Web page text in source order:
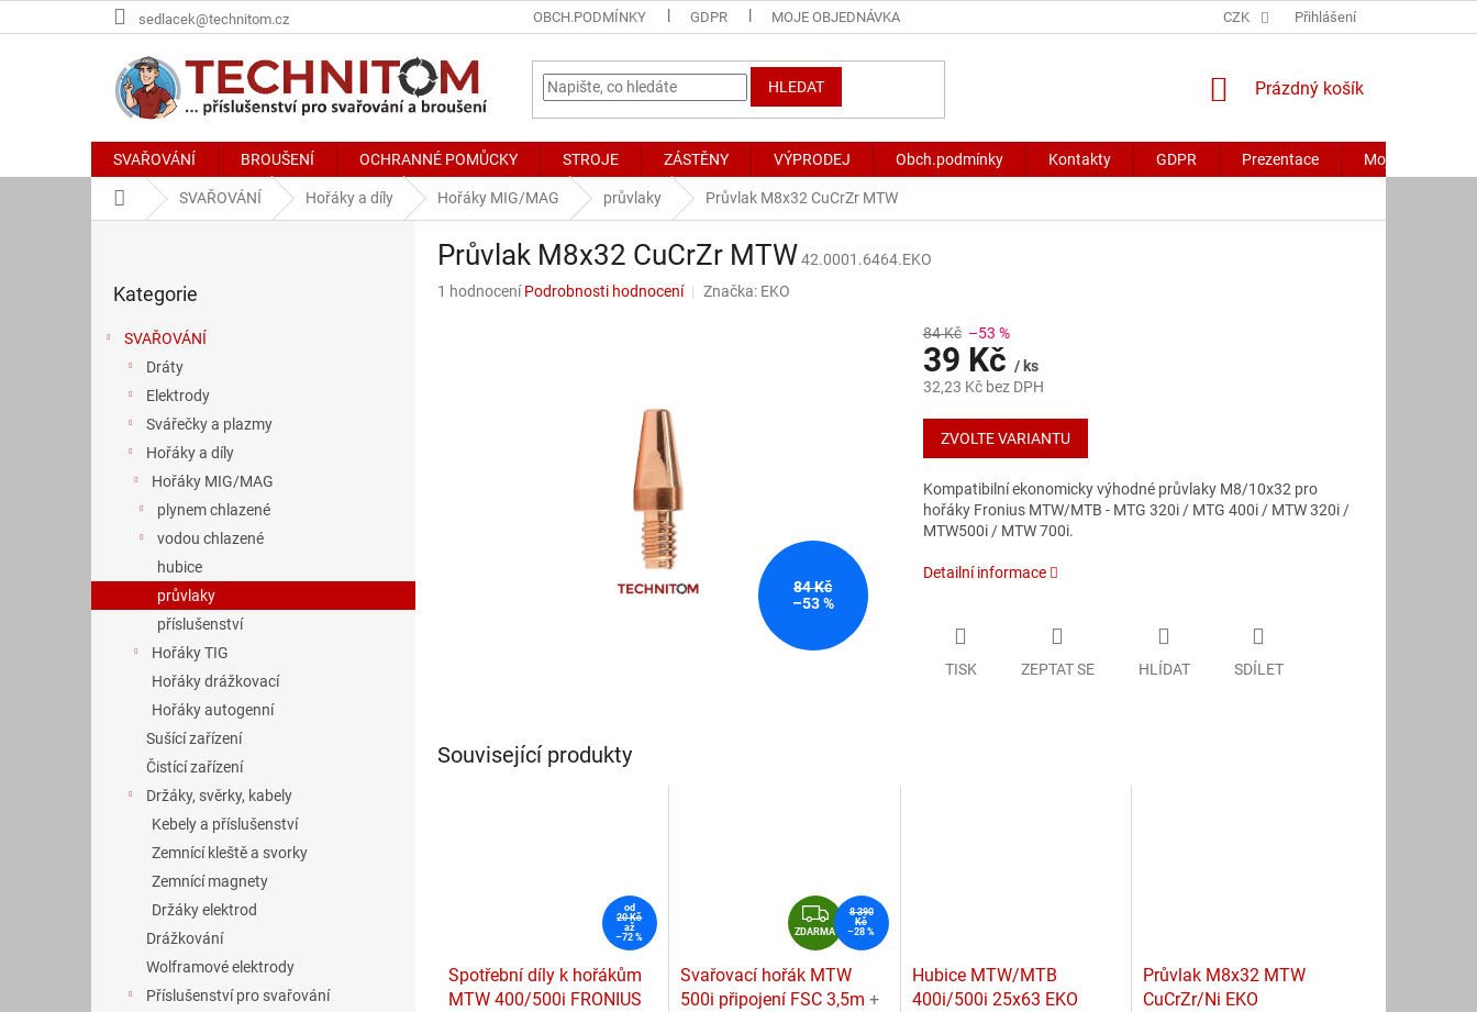
na
sedlacek@technitom.cz OBCH.PODMÍNKY GDPR MOJE OBJEDNÁVKA CZK Přihlášení
HLEDAT
NÁKUPNÍ
Prázdný košík
SVAŘOVÁNÍ BROUŠENÍ OCHRANNÉ POMŮCKY STROJE ZÁSTĚNY VÝPRODEJ Obch.podmínky Kontakty GDPR Prezentace Moje
Domů SVAŘOVÁNÍ Hořáky a díly Hořáky MIG/MAG průvlaky Průvlak M8x32 CuCrZr MTW
kategorie
Kategorie
SVAŘOVÁNÍ
Dráty
Elektrody
Svářečky a plazmy
Hořáky a díly
Hořáky MIG/MAG
plynem chlazené
vodou chlazené
hubice
průvlaky
příslušenství
Hořáky TIG
Hořáky drážkovací
Hořáky autogenní
Sušící zařízení
Čistící zařízení
Držáky, svěrky, kabely
Kebely a příslušenství
Zemnící kleště a svorky
Zemnící magnety
Držáky elektrod
Drážkování
Wolframové elektrody
Příslušenství pro svařování
Průvlak M8x32 CuCrZr MTW42.0001.6464.EKO
Průměrné
1 hodnocení Podrobnosti hodnocení Značka: EKO
84 Kč
–53 %
84 Kč –53 %
39 Kč / ks
32,23 Kč bez DPH
Měrná
cena:
ZVOLTE VARIANTU
Kompatibilní ekonomicky výhodné průvlaky M8/10x32 pro
hořáky Fronius MTW/MTB - MTG 320i / MTG 400i / MTW 320i /
MTW500i / MTW 700i.
Detailní informace
TISK ZEPTAT SE HLÍDAT SDÍLET
Související produkty
od
20 Kč
až
–72 %
Spotřební díly k hořákům
MTW 400/500i FRONIUS
Z
D
A
R
ZDARMA
8 390
Kč
–28 %
Svařovací hořák MTW
500i připojení FSC 3,5m +
Hubice MTW/MTB
400i/500i 25x63 EKO
Průvlak M8x32 MTW
CuCrZr/Ni EKO